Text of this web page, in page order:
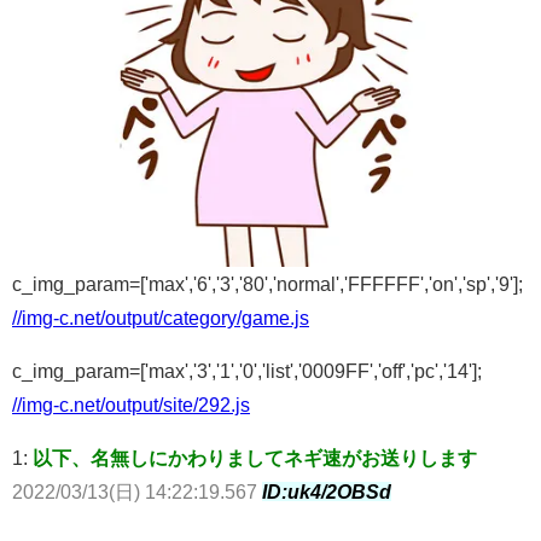
c_img_param=['max','6','3','80','normal','FFFFFF','on','sp','9'];
//img-c.net/output/category/game.js
c_img_param=['max','3','1','0','list','0009FF','off','pc','14'];
//img-c.net/output/site/292.js
1: 以下、名無しにかわりましてネギ速がお送りします
2022/03/13(日) 14:22:19.567 ID:uk4/2OBSd